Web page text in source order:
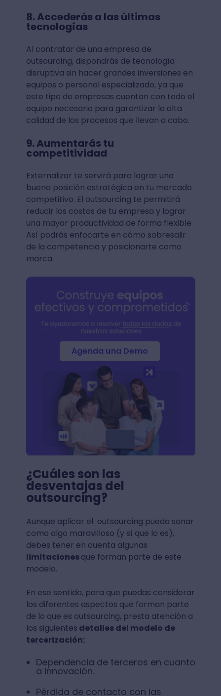
8. Accederás a las últimas
tecnologías
Al contratar de una empresa de
outsourcing, dispondrás de tecnología
disruptiva sin hacer grandes inversiones en
equipos o personal especializado, ya que
este tipo de empresas cuentan con todo el
equipo necesario para garantizar la alta
calidad de los procesos que llevan a cabo.
9. Aumentarás tu
competitividad
Externalizar te servirá para lograr una
buena posición estratégica en tu mercado
competitivo. El outsourcing te permitirá
reducir los costos de tu empresa y lograr
una mayor productividad de forma flexible.
Así podrás enfocarte en cómo sobresalir
de la competencia y posicionarte como
marca.
Agenda una Demo
¿Cuáles son las
desventajas del
outsourcing?
Aunque aplicar el outsourcing pueda sonar
como algo maravilloso (y sí que lo es),
debes tener en cuenta algunas
limitacionesque forman parte de este
modelo.
En ese sentido, para que puedas considerar
los diferentes aspectos que forman parte
de lo que es outsourcing, presta atención a
los siguientes detalles del modelo de
tercerización:
Dependencia de terceros en cuanto
a innovación.
Pérdida de contacto con las